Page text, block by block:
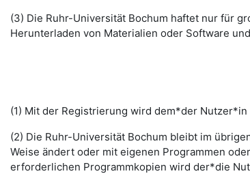
(3) Die Ruhr-Universität Bochum haftet nur für
Herunterladen von Materialien oder Software
(1) Mit der Registrierung wird dem*der
(2) Die Ruhr-Universität Bochum bleibt im
Weise ändert oder mit eigenen Programmen
erforderlichen Programmkopien wird der*die